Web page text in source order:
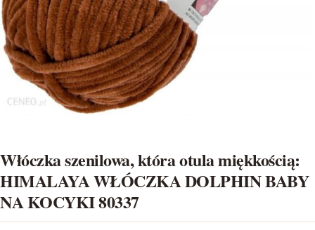
Włóczka szenilowa, która otula miękkością:
HIMALAYA WŁÓCZKA DOLPHIN BABY
NA KOCYKI 80337